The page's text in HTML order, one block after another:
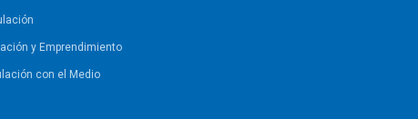
y Emprendimiento
con el Medio